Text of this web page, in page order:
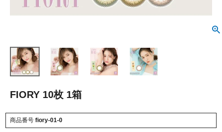
FIORY 10枚 1箱
商品番号 fiory-01-0